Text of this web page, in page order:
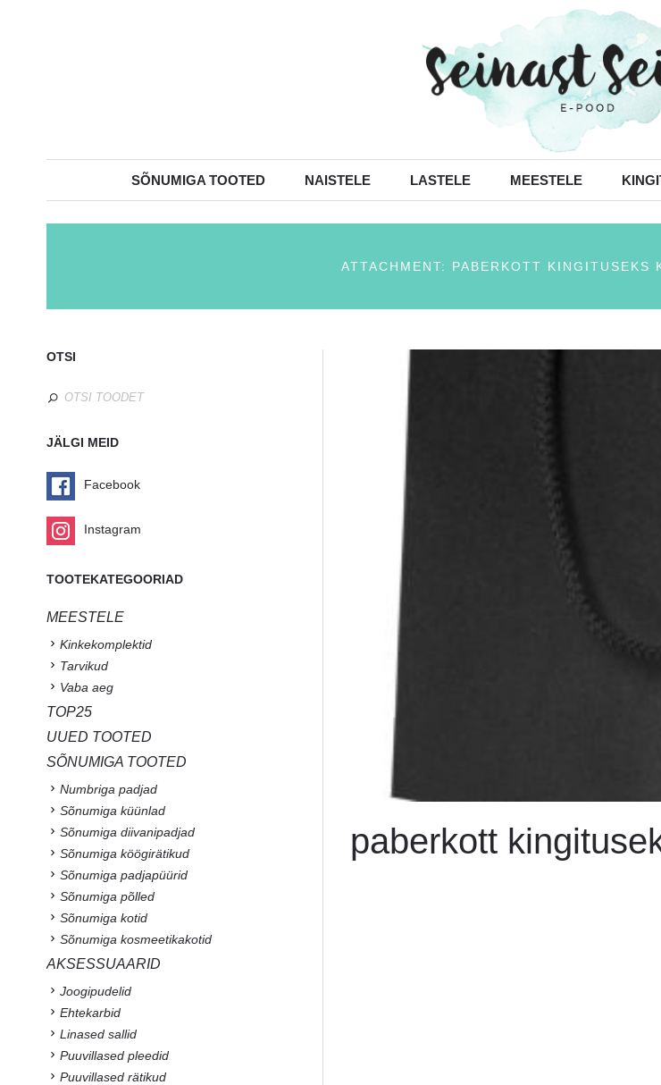
SÕNUMIGA TOOTED NAISTELE LASTELE MEESTELE
ATTACHMENT: PABERKOTT KINGITUSEKS
paberkott
OTSI
JÄLGI MEID
Facebook
Instagram
TOOTEKATEGOORIAD
MEESTELE
Kinkekomplektid
Tarvikud
Vaba aeg
TOP25
UUED TOOTED
SÕNUMIGA TOOTED
Numbriga padjad
Sõnumiga küünlad
Sõnumiga diivanipadjad
Sõnumiga köögirätikud
Sõnumiga padjapüürid
Sõnumiga põlled
Sõnumiga kotid
Sõnumiga kosmeetikakotid
AKSESSUAARID
Joogipudelid
Ehtekarbid
Linased sallid
Puuvillased pleedid
Puuvillased rätikud